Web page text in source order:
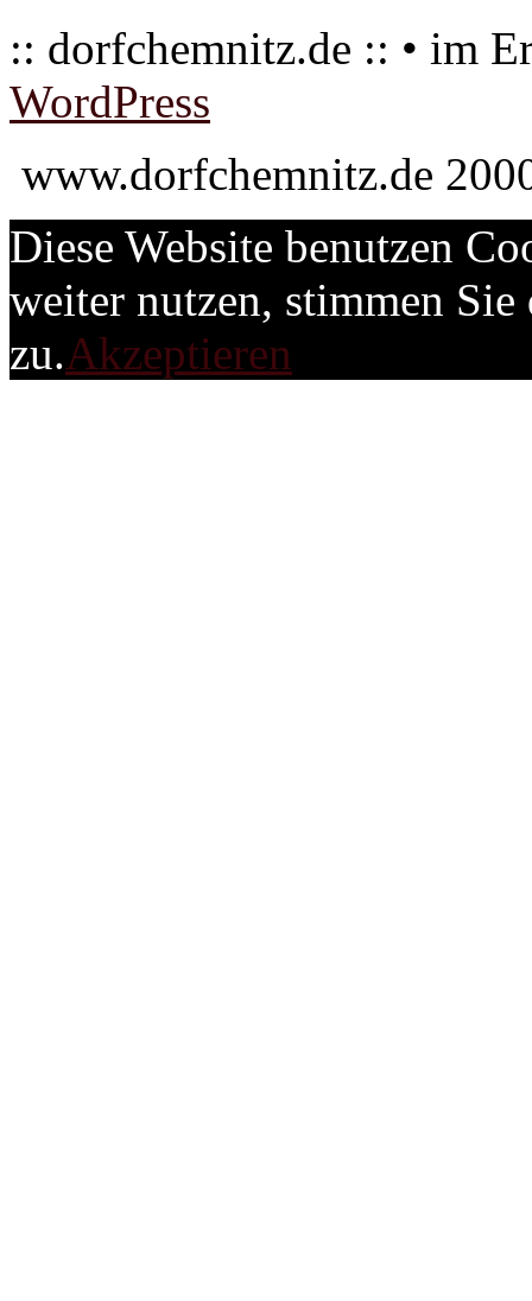
:: dorfchemnitz.de :: • im
WordPress
www.dorfchemnitz.de
Diese Website benutzen
weiter nutzen, stimmen
zu.Akzeptieren